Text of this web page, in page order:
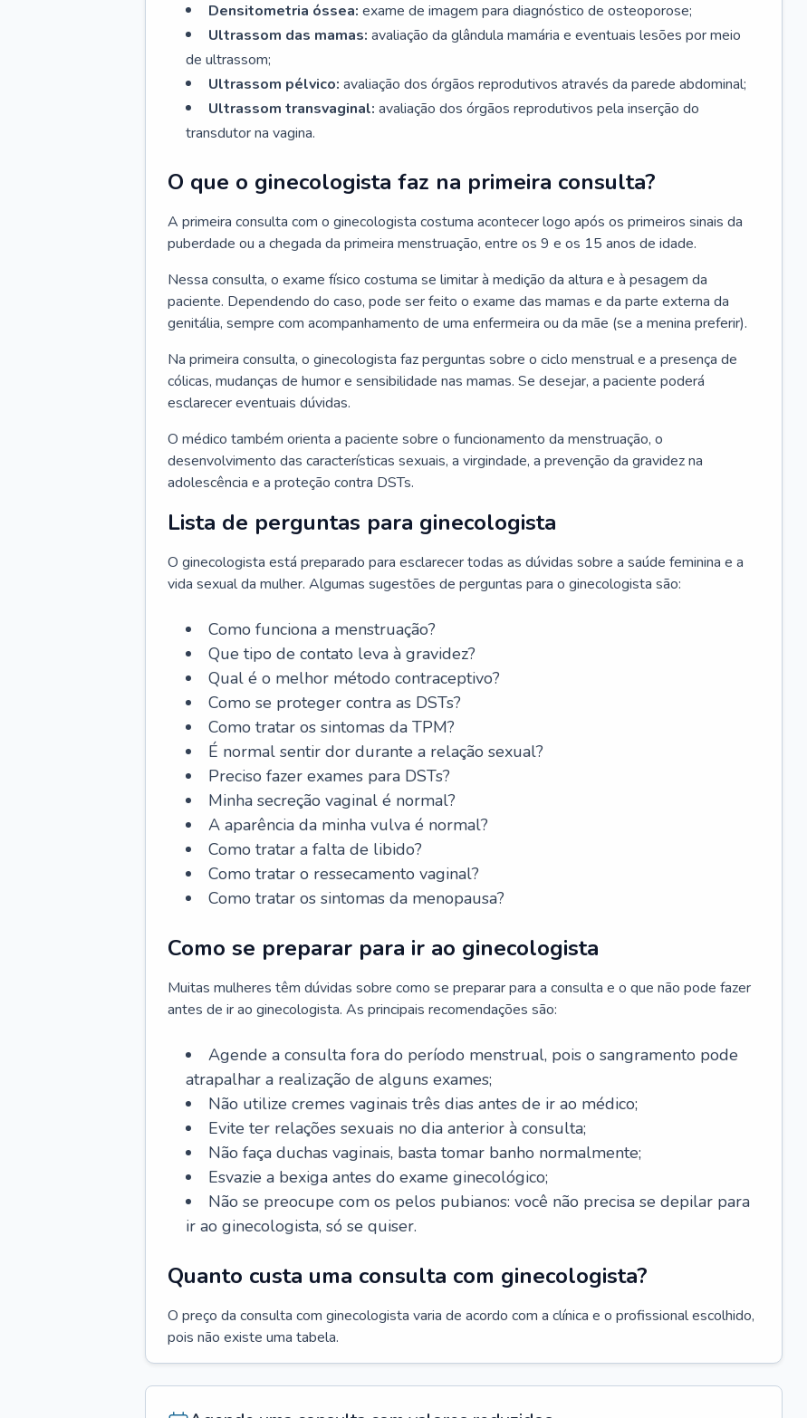
Densitometria óssea: exame de imagem para diagnóstico de osteoporose;
Ultrassom das mamas: avaliação da glândula mamária e eventuais lesões por meio
de ultrassom;
Ultrassom pélvico: avaliação dos órgãos reprodutivos através da parede abdominal;
Ultrassom transvaginal: avaliação dos órgãos reprodutivos pela inserção do
transdutor na vagina.
O que o ginecologista faz na primeira consulta?
A primeira consulta com o ginecologista costuma acontecer logo após os primeiros sinais da
puberdade ou a chegada da primeira menstruação, entre os 9 e os 15 anos de idade.
Nessa consulta, o exame físico costuma se limitar à medição da altura e à pesagem da
paciente. Dependendo do caso, pode ser feito o exame das mamas e da parte externa da
genitália, sempre com acompanhamento de uma enfermeira ou da mãe (se a menina preferir).
Na primeira consulta, o ginecologista faz perguntas sobre o ciclo menstrual e a presença de
cólicas, mudanças de humor e sensibilidade nas mamas. Se desejar, a paciente poderá
esclarecer eventuais dúvidas.
O médico também orienta a paciente sobre o funcionamento da menstruação, o
desenvolvimento das características sexuais, a virgindade, a prevenção da gravidez na
adolescência e a proteção contra DSTs.
Lista de perguntas para ginecologista
O ginecologista está preparado para esclarecer todas as dúvidas sobre a saúde feminina e a
vida sexual da mulher. Algumas sugestões de perguntas para o ginecologista são:
Como funciona a menstruação?
Que tipo de contato leva à gravidez?
Qual é o melhor método contraceptivo?
Como se proteger contra as DSTs?
Como tratar os sintomas da TPM?
É normal sentir dor durante a relação sexual?
Preciso fazer exames para DSTs?
Minha secreção vaginal é normal?
A aparência da minha vulva é normal?
Como tratar a falta de libido?
Como tratar o ressecamento vaginal?
Como tratar os sintomas da menopausa?
Como se preparar para ir ao ginecologista
Muitas mulheres têm dúvidas sobre como se preparar para a consulta e o que não pode fazer
antes de ir ao ginecologista. As principais recomendações são:
Agende a consulta fora do período menstrual, pois o sangramento pode
atrapalhar a realização de alguns exames;
Não utilize cremes vaginais três dias antes de ir ao médico;
Evite ter relações sexuais no dia anterior à consulta;
Não faça duchas vaginais, basta tomar banho normalmente;
Esvazie a bexiga antes do exame ginecológico;
Não se preocupe com os pelos pubianos: você não precisa se depilar para
ir ao ginecologista, só se quiser.
Quanto custa uma consulta com ginecologista?
O preço da consulta com ginecologista varia de acordo com a clínica e o profissional escolhido,
pois não existe uma tabela.